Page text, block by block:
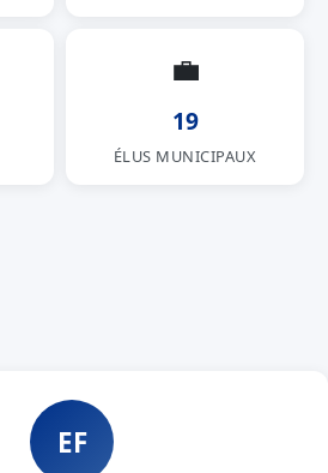
💼
19
ÉLUS MUNICIPAUX
EF